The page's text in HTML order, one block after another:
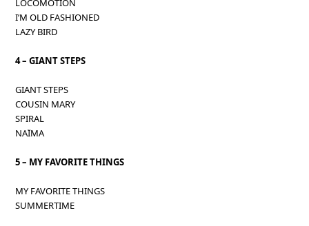
LOCOMOTION
I’M OLD FASHIONED
LAZY BIRD
4 – GIANT STEPS
GIANT STEPS
COUSIN MARY
SPIRAL
NAÏMA
5 – MY FAVORITE THINGS
MY FAVORITE THINGS
SUMMERTIME